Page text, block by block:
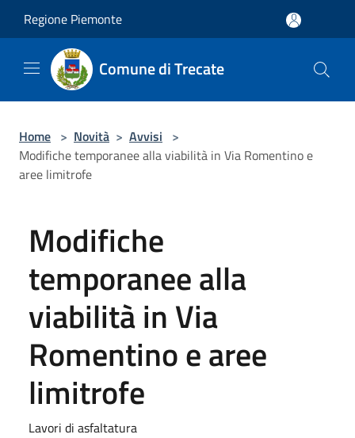
Regione Piemonte
Comune di Trecate
Home > Novità > Avvisi >
Modifiche temporanee alla viabilità in Via Romentino e
aree limitrofe
Modifiche
temporanee alla
viabilità in Via
Romentino e aree
limitrofe
Lavori di asfaltatura